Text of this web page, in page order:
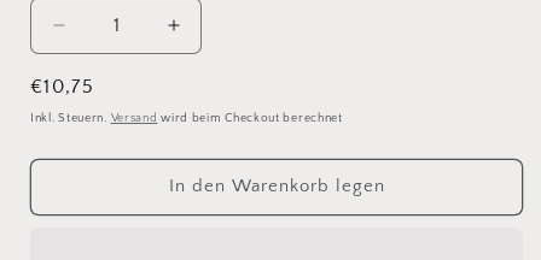
Verringere
die
Menge
für
Tulipano
Erhöhe
die
für
Tulipano
Normaler
Preis
€10,75
Inkl. Steuern. Versand wird beim Checkout berechnet
In den Warenkorb legen